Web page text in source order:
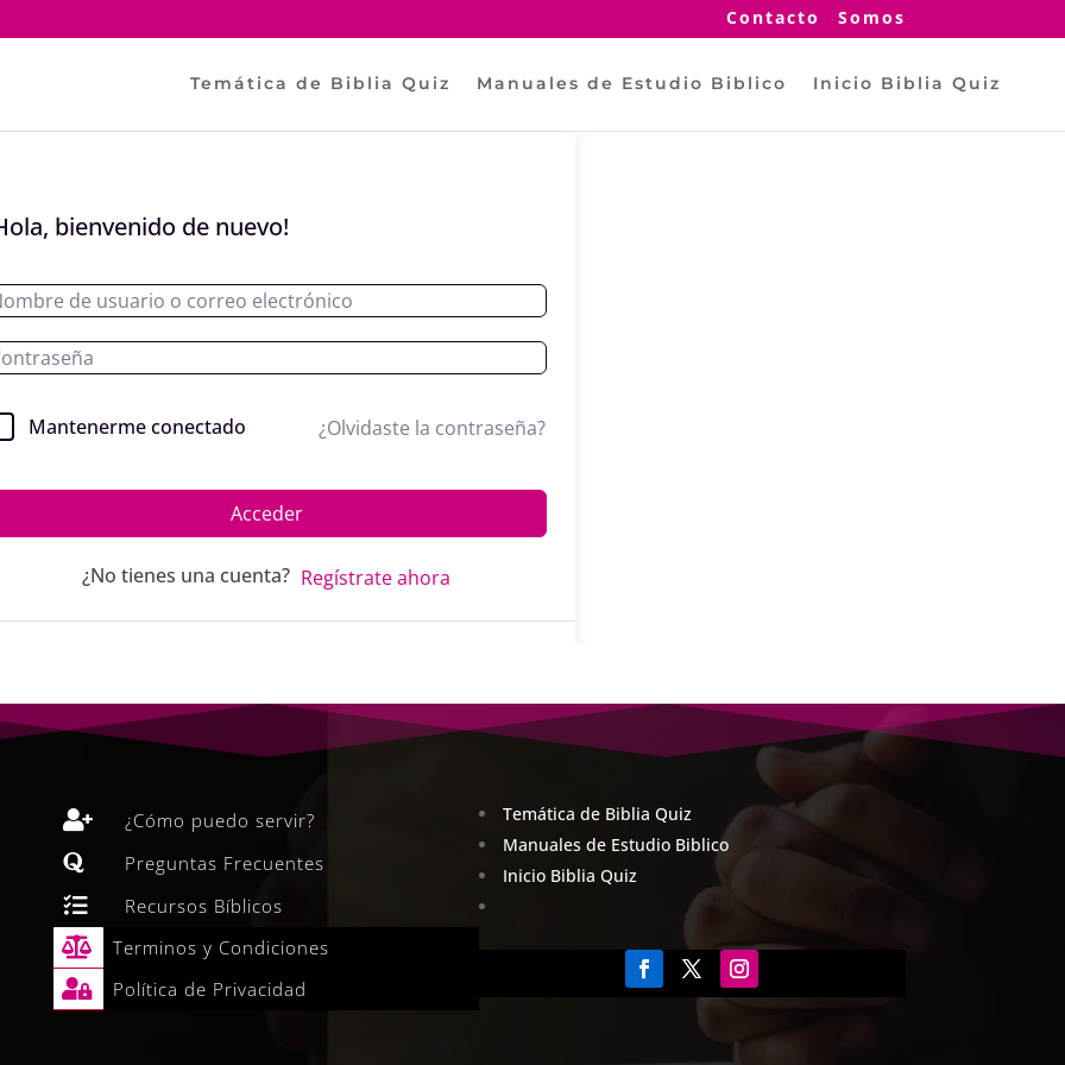
Contacto Somos
Temática de Biblia Quiz Manuales de Estudio Biblico Inicio Biblia Quiz
bienvenido de nuevo!
Mantenerme conectado ¿Olvidaste la contraseña?
Acceder
¿No tienes una cuenta? Regístrate ahora
 ¿Cómo puedo servir?
 Preguntas Frecuentes
 Recursos Bíblicos
 Terminos y Condiciones
 Política de Privacidad
Temática de Biblia Quiz
Manuales de Estudio Biblico
Inicio Biblia Quiz